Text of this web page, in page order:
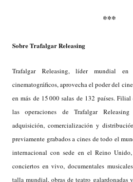
***
Sobre Trafalgar Releasing
Trafalgar Releasing, líder mundial
cinematográficos, aprovecha el poder del
en más de 15 000 salas de 132 países.
las operaciones de Trafalgar
adquisición, comercialización y
previamente grabados a cines de todo el
internacional con sede en el Reino
conciertos en vivo, documentales
talla mundial, obras de teatro galardonadas